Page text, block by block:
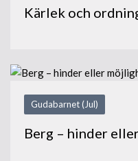
Kärlek och
Gudabarnet (Jul)
Berg – hinder